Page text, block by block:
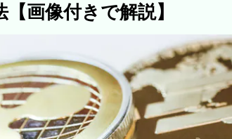
画像付きで解説】